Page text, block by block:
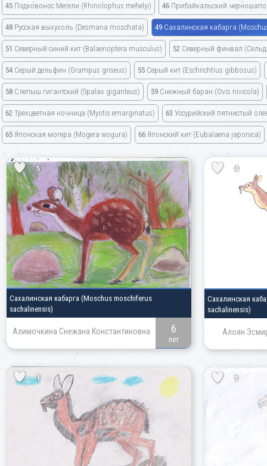
45 Подковонос Мегели (Rhinolophus mehelyi) 46 Прибайкальский
48 Русская выхухоль (Desmana moschata) 49 Сахалинская кабарга
51 Северный синий кит (Balaenoptera musculus) 52 Северный финвал
54 Серый дельфин (Grampus griseus) 55 Серый кит (Eschrichtius gibbosus)
58 Слепыш гигантский (Spalax giganteus) 59 Снежный баран (Ovis nivicola)
62 Трехцветная ночница (Myotis emarginatus) 63 Уссурийский пятнистый
65 Японская могера (Mogera wogura) 66 Японский кит (Eubalaena japonica)
5
Сахалинская кабарга (Moschus moschiferus
sachalinensis)
Алимочкина Снежана Константиновна 6
лет
4
Сахалинская
sachalinensis)
Алоян
1 1